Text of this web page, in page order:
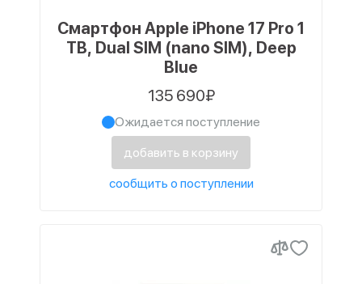
Смартфон Apple iPhone 17 Pro 1
TB, Dual SIM (nano SIM), Deep
Blue
135 690₽
Ожидается поступление
добавить в корзину
сообщить о поступлении